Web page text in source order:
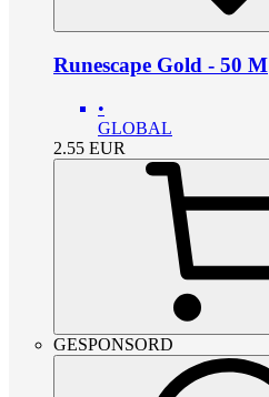
Runescape Gold - 50 M
•
GLOBAL
2.55 EUR
GESPONSORD